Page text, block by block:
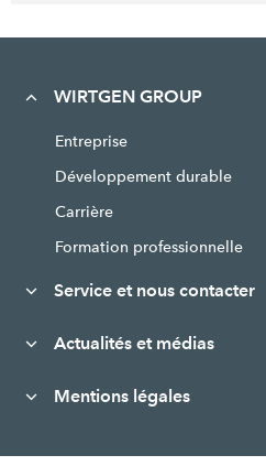
WIRTGEN GROUP
Entreprise
Développement durable
Carrière
Formation professionnelle
Service et nous contacter
Actualités et médias
Mentions légales